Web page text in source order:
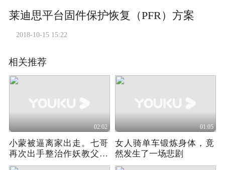
莱迪思平台固件保护恢复（PFR）方案
2018-10-15 15:22
相关推荐
02:02
小蒙被逼离家出走。七哥
再次出手整治作妖教父谢
广坤。
01:05
女人骑单车锻炼身体，竟
然发生了一场悲剧